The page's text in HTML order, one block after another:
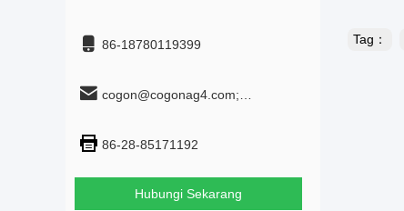
86-18780119399
cogon@cogonag4.com;
86-28-85171192
Hubungi Sekarang
Tag：